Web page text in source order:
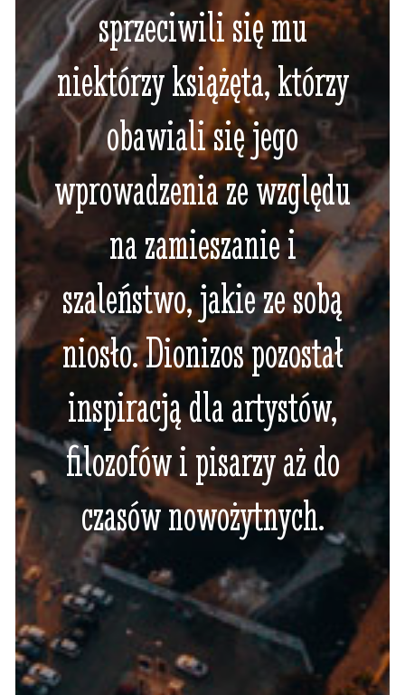
sprzeciwili się mu
niektórzy książęta, którzy
obawiali się jego
wprowadzenia ze względu
na zamieszanie i
szaleństwo, jakie ze sobą
niosło. Dionizos pozostał
inspiracją dla artystów,
filozofów i pisarzy aż do
czasów nowożytnych.